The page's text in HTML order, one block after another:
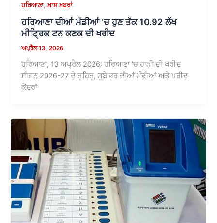
ਹਰਿਆਣਾ,ਖ਼ਾਸ ਖ਼ਬਰਾਂ
ਹਰਿਆਣਾ ਦੀਆਂ ਮੰਡੀਆਂ ‘ਚ ਹੁਣ ਤੱਕ 10.92 ਲੱਖ
ਮੀਟ੍ਰਿਕ ਟਨ ਕਣਕ ਦੀ ਖਰੀਦ
ਅਪ੍ਰੈਲ 13, 2026
ਹਰਿਆਣਾ, 13 ਅਪ੍ਰੈਲ 2026: ਹਰਿਆਣਾ ‘ਚ ਹਾੜੀ ਦੀ ਖਰੀਦ
ਸੀਜ਼ਨ 2026-27 ਦੇ ਤਹਿਤ, ਸੂਬੇ ਭਰ ਦੀਆਂ ਮੰਡੀਆਂ ਅਤੇ ਖਰੀਦ
ਕੇਂਦਰਾਂ